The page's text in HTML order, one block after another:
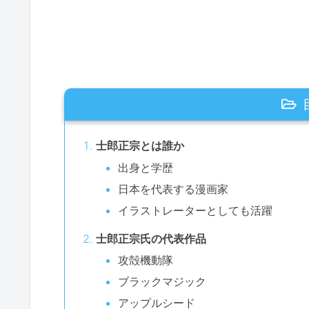
士郎正宗とは誰か
出身と学歴
日本を代表する漫画家
イラストレーターとしても活躍
士郎正宗氏の代表作品
攻殻機動隊
ブラックマジック
アップルシード